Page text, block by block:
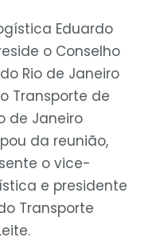
Eduardo
o Conselho
do Rio de Janeiro
Transporte de
de Janeiro
da reunião,
o vice-
e presidente
Transporte